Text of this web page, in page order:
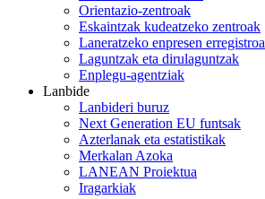
Orientazio-zentroak
Eskaintzak kudeatzeko zentroak
Laneratzeko enpresen erregistroa
Laguntzak eta dirulaguntzak
Enplegu-agentziak
Lanbide
Lanbideri buruz
Next Generation EU funtsak
Azterlanak eta estatistikak
Merkalan Azoka
LANEAN Proiektua
Iragarkiak